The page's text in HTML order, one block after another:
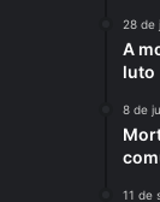
28 de
A
luto
8 de
11 de